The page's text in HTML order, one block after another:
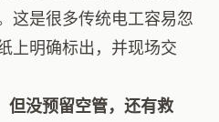
这是很多传统电工容易忽
上明确标出，并现场交
但没预留空管，还有救